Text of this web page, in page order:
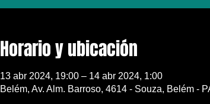
Horario y ubicación
13 abr 2024, 19:00 – 14 abr 2024, 1:00
Belém, Av. Alm. Barroso, 4614 - Souza, Belém -